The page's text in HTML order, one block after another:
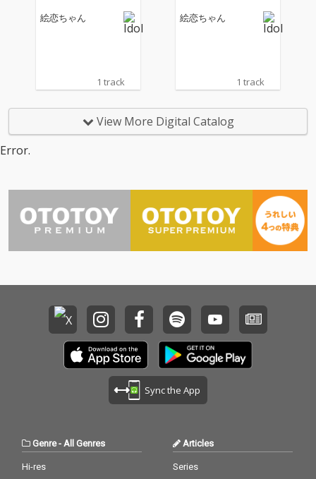
絵恋ちゃん
1 track
絵恋ちゃん
1 track
View More Digital Catalog
Error.
Sync the App
Genre- All Genres
Hi-res
Articles
Series